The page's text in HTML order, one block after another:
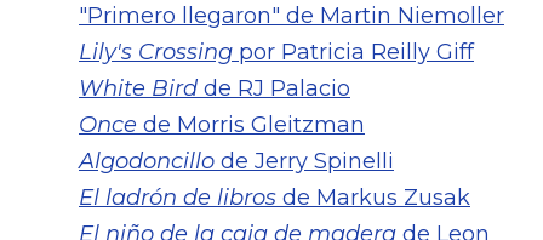
"Primero llegaron" de Martin Niemoller
Lily's Crossing por Patricia Reilly Giff
White Bird de RJ Palacio
Once de Morris Gleitzman
Algodoncillo de Jerry Spinelli
El ladrón de libros de Markus Zusak
El niño de la caja de madera de Leon